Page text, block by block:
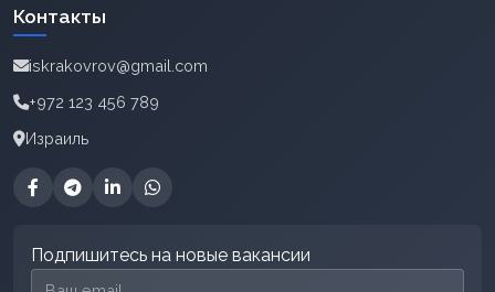
Контакты
iskrakovrov@gmail.com
+972 123 456 789
Израиль
Подпишитесь на новые вакансии
Email для подписки